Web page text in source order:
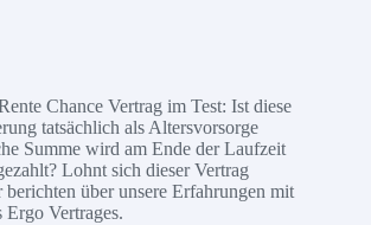
Chance Vertrag im Test: Ist diese
tatsächlich als Altersvorsorge
Summe wird am Ende der Laufzeit
Lohnt sich dieser Vertrag
berichten über unsere Erfahrungen mit
Ergo Vertrages.